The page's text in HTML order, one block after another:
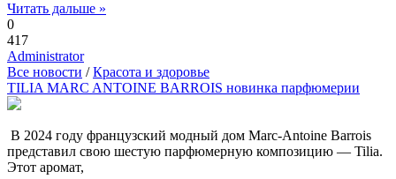
Читать дальше »
0
417
Administrator
Все новости /Красота и здоровье
TILIA MARC ANTOINE BARROIS новинка парфюмерии
В 2024 году французский модный дом Marc-Antoine Barrois
представил свою шестую парфюмерную композицию — Tilia.
Этот аромат,